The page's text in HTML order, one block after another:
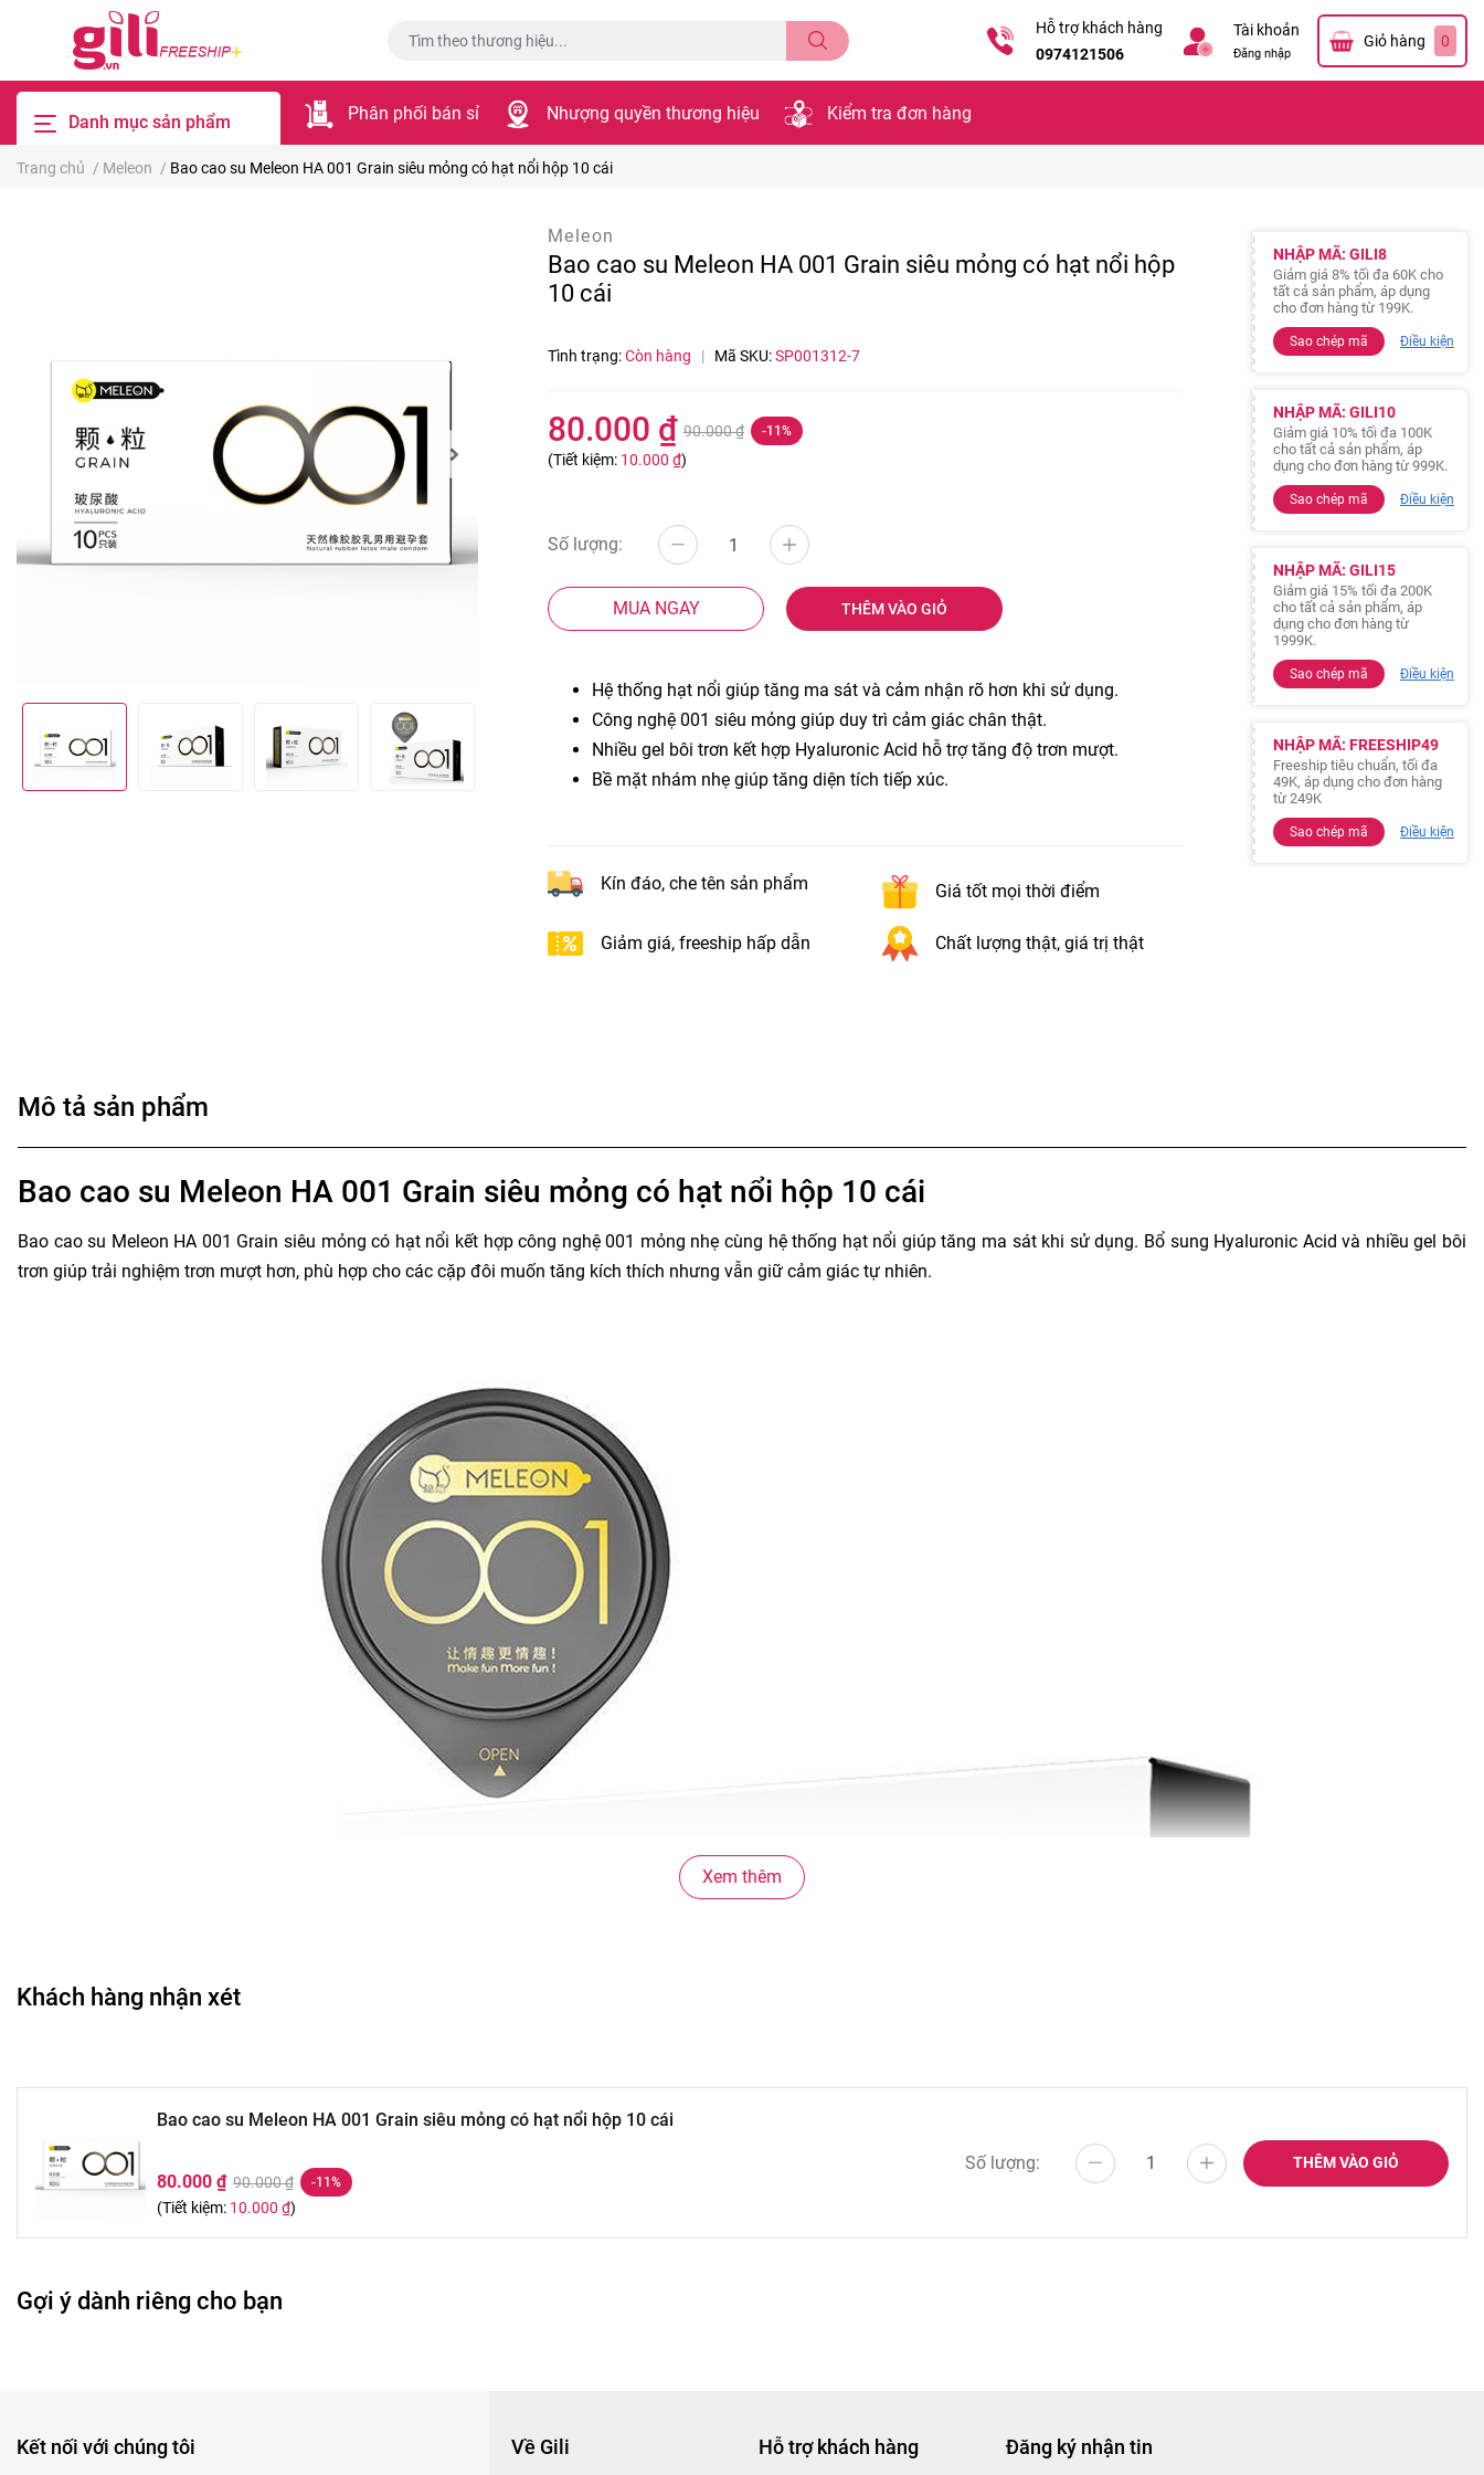
Hỗ trợ khách hàng
0974121506
Tài khoản
Đăng nhập
Giỏ hàng 0
Danh mục sản phẩm Phân phối bán sỉ Nhượng quyền thương hiệu Kiểm tra đơn hàng
Trang chủ / Meleon / Bao cao su Meleon HA 001 Grain siêu mỏng có hạt nổi hộp 10 cái
Meleon
Bao cao su Meleon HA 001 Grain siêu mỏng có hạt nổi hộp
10 cái
Tình trạng:Còn hàng | Mã SKU:SP001312-7
80.000 ₫ 90.000 ₫ -11%
(Tiết kiệm: 10.000 ₫)
Số lượng:
MUA NGAY THÊM VÀO GIỎ
Hệ thống hạt nổi giúp tăng ma sát và cảm nhận rõ hơn khi sử dụng.
Công nghệ 001 siêu mỏng giúp duy trì cảm giác chân thật.
Nhiều gel bôi trơn kết hợp Hyaluronic Acid hỗ trợ tăng độ trơn mượt.
Bề mặt nhám nhẹ giúp tăng diện tích tiếp xúc.
Kín đáo, che tên sản phẩm Giá tốt mọi thời điểm
Giảm giá, freeship hấp dẫn Chất lượng thật, giá trị thật
NHẬP MÃ: GILI8
Giảm giá 8% tối đa 60K cho
tất cả sản phẩm, áp dụng
cho đơn hàng từ 199K.
Sao chép mã Điều kiện
NHẬP MÃ: GILI10
Giảm giá 10% tối đa 100K
cho tất cả sản phẩm, áp
dụng cho đơn hàng từ 999K.
Sao chép mã Điều kiện
NHẬP MÃ: GILI15
Giảm giá 15% tối đa 200K
cho tất cả sản phẩm, áp
dụng cho đơn hàng từ
1999K.
Sao chép mã Điều kiện
NHẬP MÃ: FREESHIP49
Freeship tiêu chuẩn, tối đa
49K, áp dụng cho đơn hàng
từ 249K
Sao chép mã Điều kiện
Mô tả sản phẩm
Bao cao su Meleon HA 001 Grain siêu mỏng có hạt nổi hộp 10 cái
Bao cao su Meleon HA 001 Grain siêu mỏng có hạt nổi kết hợp công nghệ 001 mỏng nhẹ cùng hệ thống hạt nổi giúp tăng ma sát khi sử dụng. Bổ sung Hyaluronic Acid và nhiều gel bôi
trơn giúp trải nghiệm trơn mượt hơn, phù hợp cho các cặp đôi muốn tăng kích thích nhưng vẫn giữ cảm giác tự nhiên.
Lợi ích nổi bật
Xem thêm
Khách hàng nhận xét
Bao cao su Meleon HA 001 Grain siêu mỏng có hạt nổi hộp 10 cái
80.000 ₫ 90.000 ₫ -11%
(Tiết kiệm: 10.000 ₫)
Số lượng: THÊM VÀO GIỎ
Gợi ý dành riêng cho bạn
Kết nối với chúng tôi Về Gili Hỗ trợ khách hàng Đăng ký nhận tin